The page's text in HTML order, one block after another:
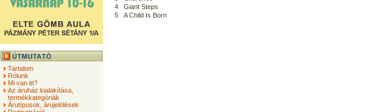
Tartalom
Rólunk
Mi van itt?
Az áruház kialakítása,
termékkategóriák
Árutípusok, árujelölések
4
Giant Steps
5
A Child Is Born